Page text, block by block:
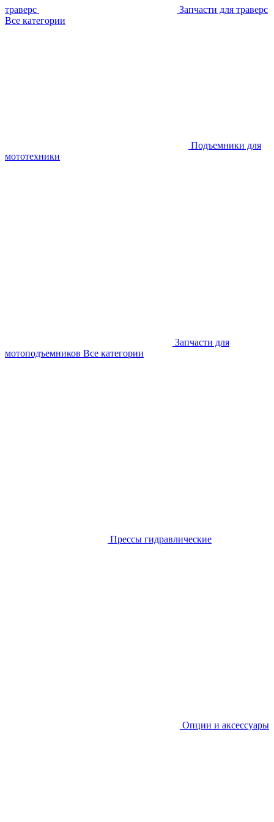
траверс
Запчасти для траверс
Все категории
Подъемники для
мототехники
Запчасти для
мотоподъемников Все категории
Прессы гидравлические
Опции и аксессуары